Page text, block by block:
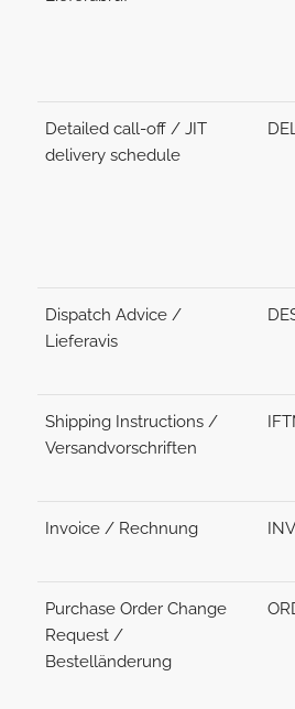
Detailed call-off / JIT
delivery schedule
Dispatch Advice /
Lieferavis
Shipping Instructions /
Versandvorschriften
Invoice / Rechnung
Purchase Order Change
Request /
Bestelländerung